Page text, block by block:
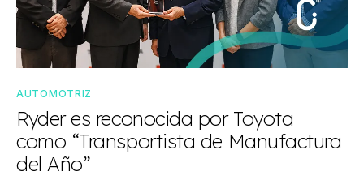
AUTOMOTRIZ
Ryder es reconocida por Toyota
como “Transportista de Manufactura
del Año”